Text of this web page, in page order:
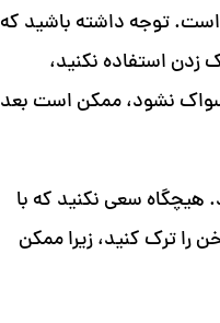
است. توجه داشته باشید که
زدن استفاده نکنید،
نشود، ممکن است بعد
هیچگاه سعی نکنید که با
را ترک کنید، زیرا ممکن